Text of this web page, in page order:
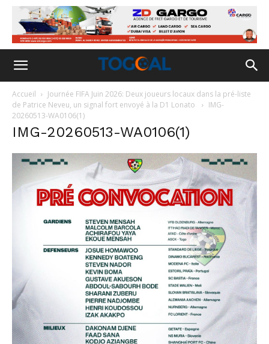
Accueil
Journée FIFA Juin 2026: Deux joueurs locaux dans la pré-liste
de Patrice Neveu, un signal fort envoyé à la D1 Lonato
IMG-
20260513-WA0106(1)
IMG-20260513-WA0106(1)